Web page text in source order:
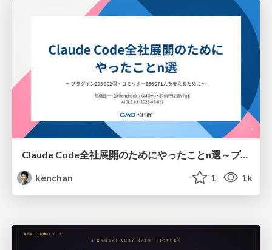
Claude Code全社展開のためにやったことn選～プラグイン302個・コミッター271人を支えるために～
kenchan
1 1k